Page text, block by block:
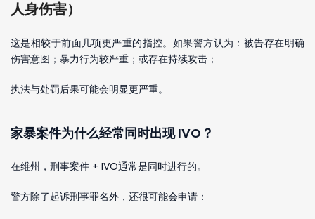
人身伤害）
这是相较于前面几项更严重的指控。如果警方认为：被告存在明确
伤害意图；暴力行为较严重；或存在持续攻击；
执法与处罚后果可能会明显更严重。
家暴案件为什么经常同时出现 IVO？
在维州，刑事案件 + IVO通常是同时进行的。
警方除了起诉刑事罪名外，还很可能会申请：